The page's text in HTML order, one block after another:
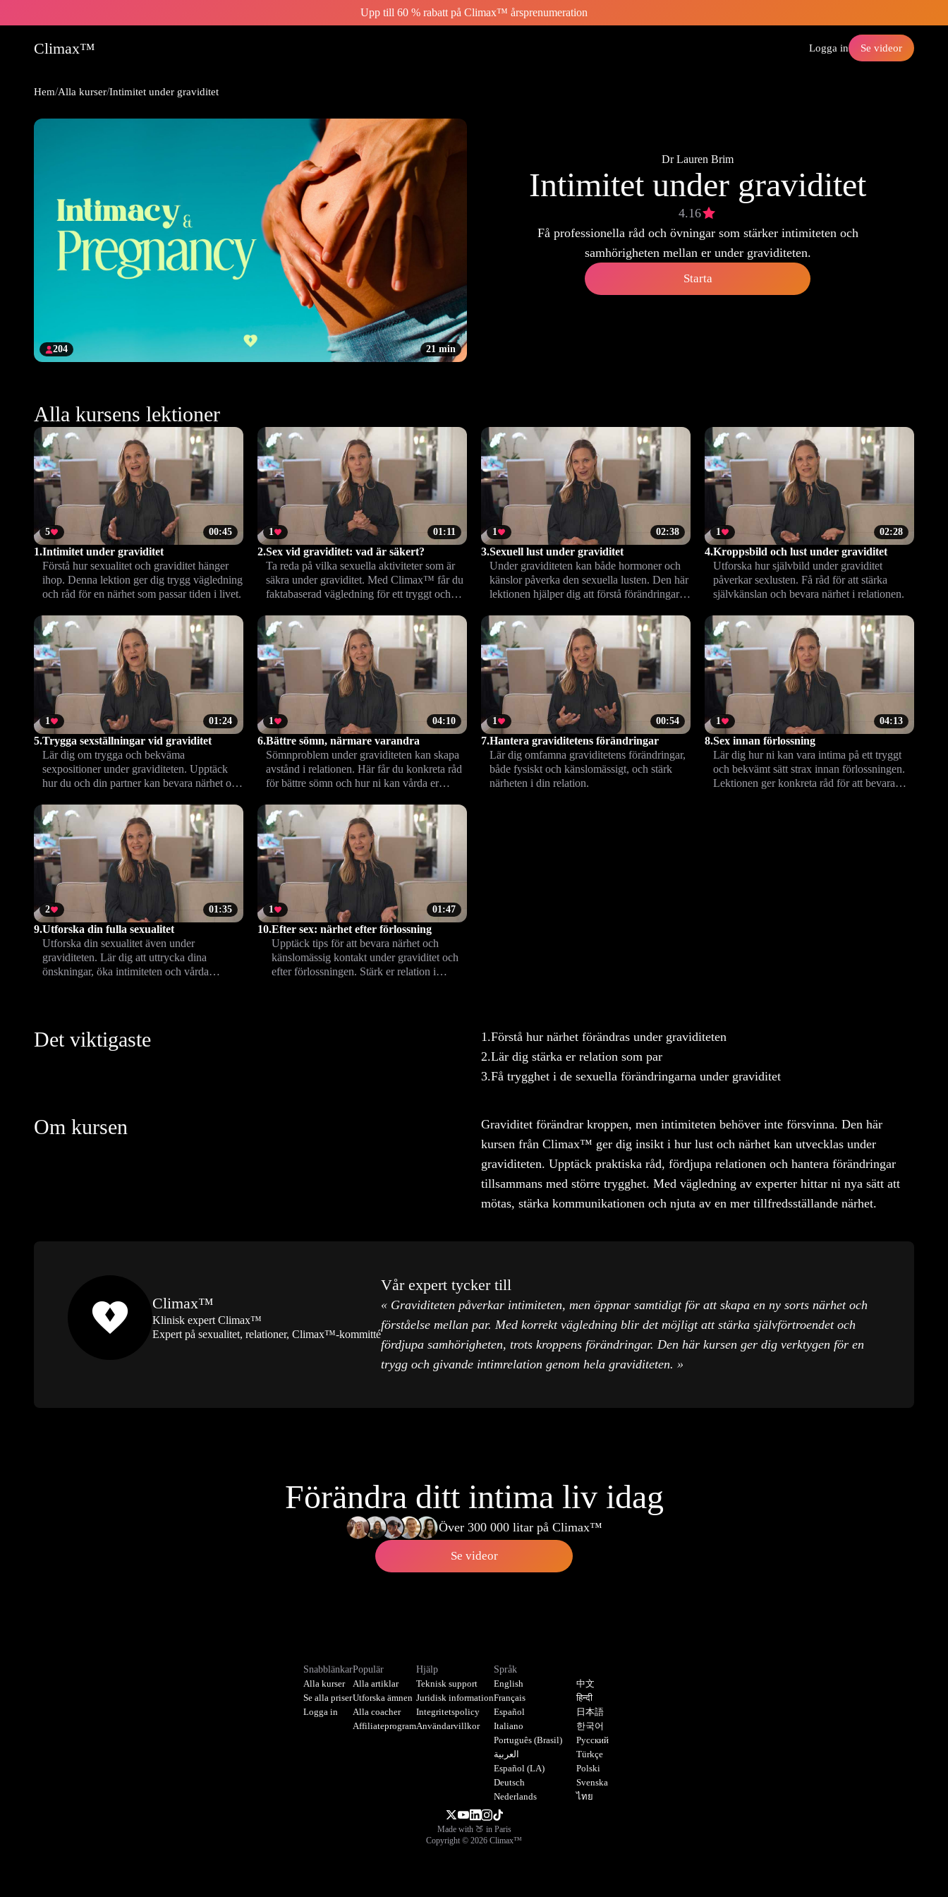
Upp till 60 % rabatt på Climax™ årsprenumeration
Climax™ Logga in Se videor
Hem/Alla kurser/Intimitet under graviditet
21 min
204
Dr Lauren Brim
Intimitet under graviditet
4.16
Få professionella råd och övningar som stärker intimiteten och
samhörigheten mellan er under graviditeten.
Starta
Alla kursens lektioner
00:45
5
1.Intimitet under graviditet
Förstå hur sexualitet och graviditet hänger
ihop. Denna lektion ger dig trygg vägledning
och råd för en närhet som passar tiden i livet.
01:11
1
2.Sex vid graviditet: vad är säkert?
Ta reda på vilka sexuella aktiviteter som är
säkra under graviditet. Med Climax™ får du
faktabaserad vägledning för ett tryggt och
02:38
1
3.Sexuell lust under graviditet
Under graviditeten kan både hormoner och
känslor påverka den sexuella lusten. Den här
lektionen hjälper dig att förstå förändringar
kommunikation med din partner.
02:28
1
4.Kroppsbild och lust under graviditet
Utforska hur självbild under graviditet
påverkar sexlusten. Få råd för att stärka
självkänslan och bevara närhet i relationen.
01:24
1
5.Trygga sexställningar vid graviditet
Lär dig om trygga och bekväma
sexpositioner under graviditeten. Upptäck
hur du och din partner kan bevara närhet och
04:10
1
6.Bättre sömn, närmare varandra
Sömnproblem under graviditeten kan skapa
avstånd i relationen. Här får du konkreta råd
för bättre sömn och hur ni kan vårda er
00:54
1
7.Hantera graviditetens förändringar
Lär dig omfamna graviditetens förändringar,
både fysiskt och känslomässigt, och stärk
närheten i din relation.
04:13
1
8.Sex innan förlossning
Lär dig hur ni kan vara intima på ett tryggt
och bekvämt sätt strax innan förlossningen.
Lektionen ger konkreta råd för att bevara
01:35
2
9.Utforska din fulla sexualitet
Utforska din sexualitet även under
graviditeten. Lär dig att uttrycka dina
önskningar, öka intimiteten och vårda
01:47
1
10.Efter sex: närhet efter förlossning
Upptäck tips för att bevara närhet och
känslomässig kontakt under graviditet och
efter förlossningen. Stärk er relation i
Det viktigaste 1.Förstå hur närhet förändras under graviditeten
2.Lär dig stärka er relation som par
3.Få trygghet i de sexuella förändringarna under graviditet
Om kursen
Graviditet förändrar kroppen, men intimiteten behöver inte försvinna. Den här
kursen från Climax™ ger dig insikt i hur lust och närhet kan utvecklas under
graviditeten. Upptäck praktiska råd, fördjupa relationen och hantera förändringar
tillsammans med större trygghet. Med vägledning av experter hittar ni nya sätt att
mötas, stärka kommunikationen och njuta av en mer tillfredsställande närhet.
Climax™
Klinisk expert Climax™
Expert på sexualitet, relationer, Climax™-kommitté
Vår expert tycker till
« Graviditeten påverkar intimiteten, men öppnar samtidigt för att skapa en ny sorts närhet och
förståelse mellan par. Med korrekt vägledning blir det möjligt att stärka självförtroendet och
fördjupa samhörigheten, trots kroppens förändringar. Den här kursen ger dig verktygen för en
trygg och givande intimrelation genom hela graviditeten. »
Förändra ditt intima liv idag
Över 300 000 litar på Climax™
Se videor
Snabblänkar
Alla kurser
Se alla priser
Logga in
Populär
Alla artiklar
Utforska ämnen
Alla coacher
Affiliateprogram
Hjälp
Teknisk support
Juridisk information
Integritetspolicy
Användarvillkor
Språk
English
Français
Español
Italiano
Português (Brasil)
العربية
Español (LA)
Deutsch
Nederlands
中文
हिन्दी
日本語
한국어
Русский
Türkçe
Polski
Svenska
ไทย
Made with 🍑 in Paris
Copyright © 2026 Climax™